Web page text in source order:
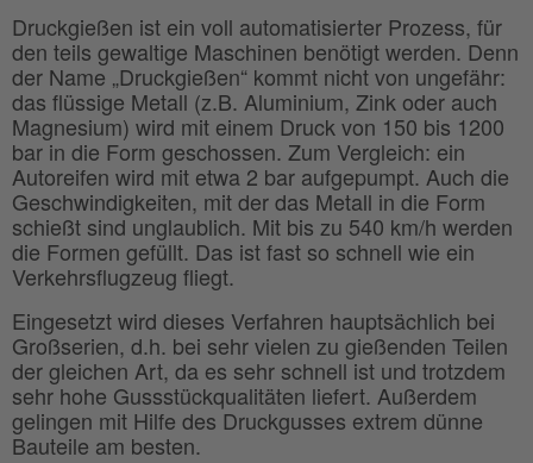
Druckgießen ist ein voll automatisierter Prozess, für
den teils gewaltige Maschinen benötigt werden. Denn
der Name „Druckgießen“ kommt nicht von ungefähr:
das flüssige Metall (z.B. Aluminium, Zink oder auch
Magnesium) wird mit einem Druck von 150 bis 1200
bar in die Form geschossen. Zum Vergleich: ein
Autoreifen wird mit etwa 2 bar aufgepumpt. Auch die
Geschwindigkeiten, mit der das Metall in die Form
schießt sind unglaublich. Mit bis zu 540 km/h werden
die Formen gefüllt. Das ist fast so schnell wie ein
Verkehrsflugzeug fliegt.
Eingesetzt wird dieses Verfahren hauptsächlich bei
Großserien, d.h. bei sehr vielen zu gießenden Teilen
der gleichen Art, da es sehr schnell ist und trotzdem
sehr hohe Gussstückqualitäten liefert. Außerdem
gelingen mit Hilfe des Druckgusses extrem dünne
Bauteile am besten.